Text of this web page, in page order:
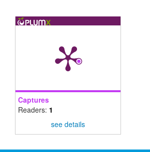
Captures
Readers: 1
see details